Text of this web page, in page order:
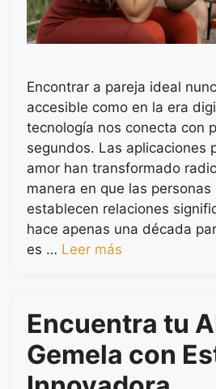
Encontrar a pareja ideal
accesible como en la era
tecnología nos conecta con
segundos. Las aplicaciones
amor han transformado
manera en que las
establecen relaciones
hace apenas una década
es … Leer más
Encuentra tu
Gemela con